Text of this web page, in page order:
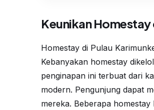
Keunikan
Homestay di Pulau
Kebanyakan homestay
penginapan ini terbuat dari
modern. Pengunjung dapat
mereka. Beberapa